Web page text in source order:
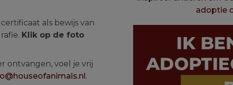
als bewijs van
Klik op de foto
ontvangen, voel je vrij
.
adoptie